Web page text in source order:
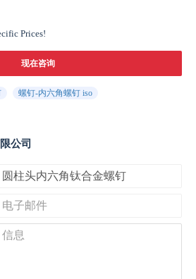
Prices!
现在咨询
螺钉-内六角螺钉 iso
公司